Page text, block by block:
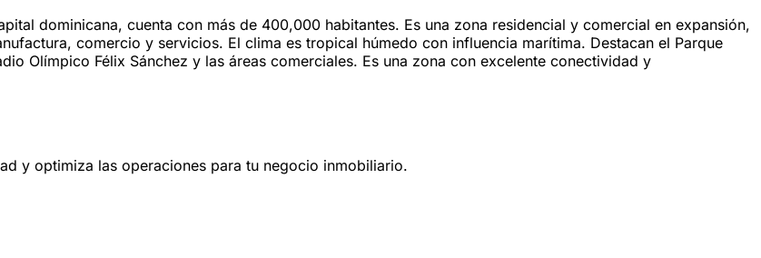
dominicana, cuenta con más de 400,000 habitantes. Es una zona residencial y comercial en expansión,
comercio y servicios. El clima es tropical húmedo con influencia marítima. Destacan el Parque
Olímpico Félix Sánchez y las áreas comerciales. Es una zona con excelente conectividad y
y optimiza las operaciones para tu negocio inmobiliario.